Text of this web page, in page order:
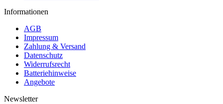
Informationen
AGB
Impressum
Zahlung & Versand
Datenschutz
Widerrufsrecht
Batteriehinweise
Angebote
Newsletter